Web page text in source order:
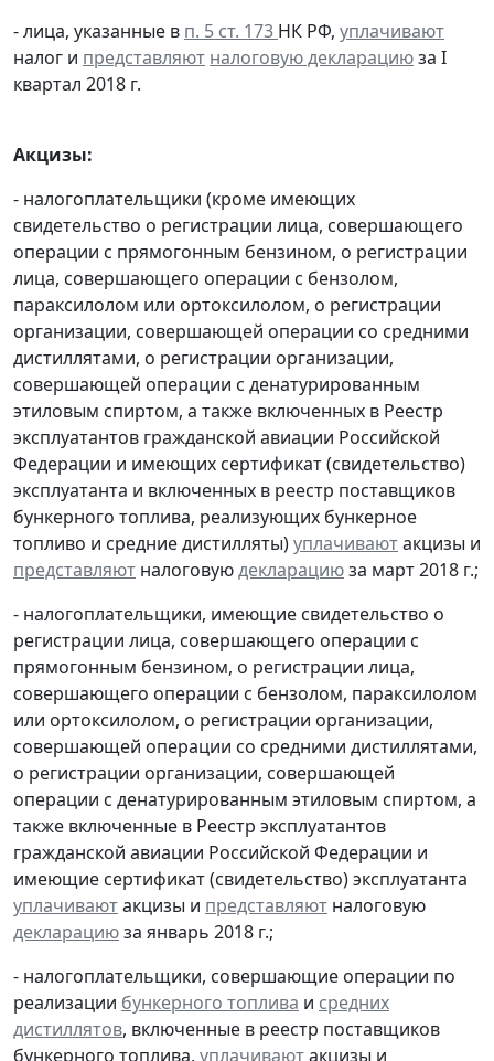
- лица, указанные в п. 5 ст. 173 НК РФ, уплачивают
налог и представляют налоговую декларациюза I
квартал 2018 г.
Акцизы:
- налогоплательщики (кроме имеющих
свидетельство о регистрации лица, совершающего
операции с прямогонным бензином, о регистрации
лица, совершающего операции с бензолом,
параксилолом или ортоксилолом, о регистрации
организации, совершающей операции со средними
дистиллятами, о регистрации организации,
совершающей операции с денатурированным
этиловым спиртом, а также включенных в Реестр
эксплуатантов гражданской авиации Российской
Федерации и имеющих сертификат (свидетельство)
эксплуатанта и включенных в реестр поставщиков
бункерного топлива, реализующих бункерное
топливо и средние дистилляты)уплачиваютакцизы и
представляют налоговуюдекларациюза март 2018 г.;
- налогоплательщики, имеющие свидетельство о
регистрации лица, совершающего операции с
прямогонным бензином, о регистрации лица,
совершающего операции с бензолом, параксилолом
или ортоксилолом, о регистрации организации,
совершающей операции со средними дистиллятами,
о регистрации организации, совершающей
операции с денатурированным этиловым спиртом, а
также включенные в Реестр эксплуатантов
гражданской авиации Российской Федерации и
имеющие сертификат (свидетельство) эксплуатанта
уплачиваютакцизы и представляют налоговую
декларациюза январь 2018 г.;
- налогоплательщики, совершающие операции по
реализации бункерного топлива и средних
дистиллятов, включенные в реестр поставщиков
бункерного топлива, уплачиваютакцизы и